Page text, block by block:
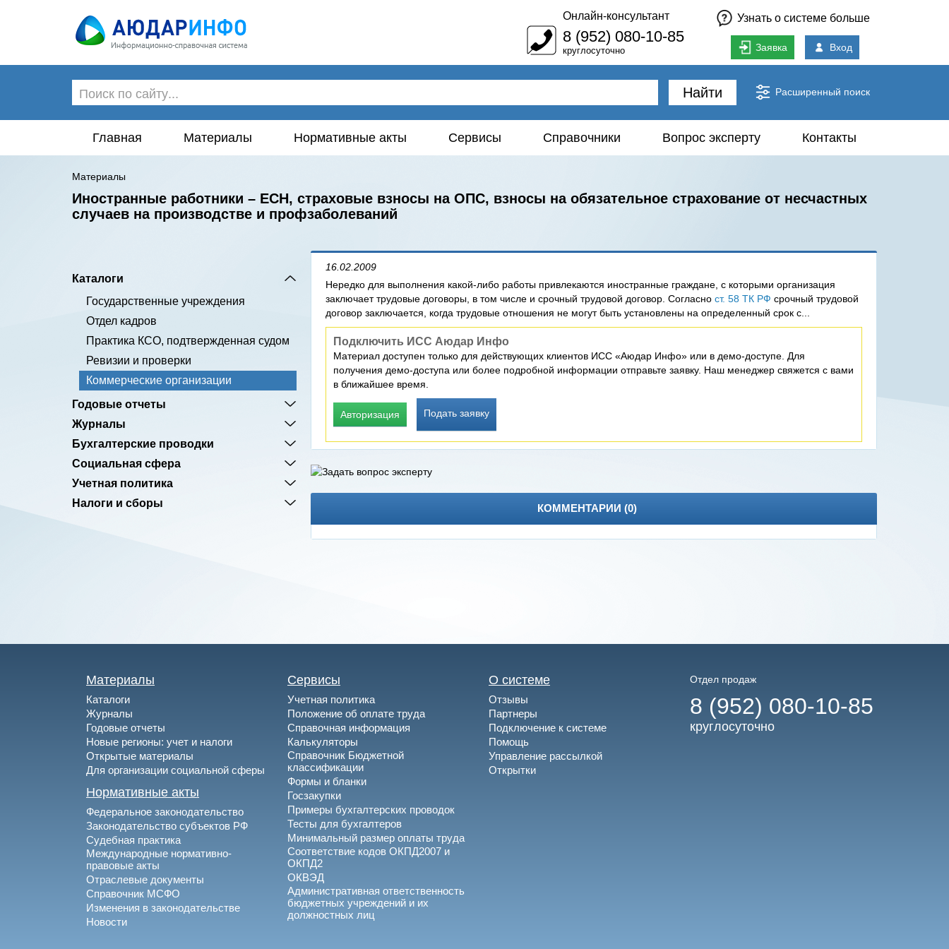
Онлайн-консультант
8 (952) 080-10-85
круглосуточно
Узнать о системе больше
Заявка Вход
Найти Расширенный поиск
Главная Материалы Нормативные акты Сервисы Справочники Вопрос эксперту Контакты
Материалы
Иностранные работники – ЕСН, страховые взносы на ОПС, взносы на обязательное страхование от несчастных
случаев на производстве и профзаболеваний
Каталоги
Государственные учреждения
Отдел кадров
Практика КСО, подтвержденная судом
Ревизии и проверки
Коммерческие организации
Годовые отчеты
Журналы
Бухгалтерские проводки
Социальная сфера
Учетная политика
Налоги и сборы
16.02.2009
Нередко для выполнения какой-либо работы привлекаются иностранные граждане, с которыми организация
заключает трудовые договоры, в том числе и срочный трудовой договор. Согласно ст. 58 ТК РФ срочный трудовой
договор заключается, когда трудовые отношения не могут быть установлены на определенный срок с...
Подключить ИСС Аюдар Инфо
Материал доступен только для действующих клиентов ИСС «Аюдар Инфо» или в демо-доступе. Для
получения демо-доступа или более подробной информации отправьте заявку. Наш менеджер свяжется с вами
в ближайшее время.
Авторизация Подать заявку
КОММЕНТАРИИ (0)
Материалы
Каталоги
Журналы
Годовые отчеты
Новые регионы: учет и налоги
Открытые материалы
Для организации социальной сферы
Нормативные акты
Федеральное законодательство
Законодательство субъектов РФ
Судебная практика
Международные нормативно-
правовые акты
Отраслевые документы
Справочник МСФО
Изменения в законодательстве
Новости
Сервисы
Учетная политика
Положение об оплате труда
Справочная информация
Калькуляторы
Справочник Бюджетной
классификации
Формы и бланки
Госзакупки
Примеры бухгалтерских проводок
Тесты для бухгалтеров
Минимальный размер оплаты труда
Соответствие кодов ОКПД2007 и
ОКПД2
ОКВЭД
Административная ответственность
бюджетных учреждений и их
должностных лиц
О системе
Отзывы
Партнеры
Подключение к системе
Помощь
Управление рассылкой
Открытки
Отдел продаж
8 (952) 080-10-85
круглосуточно